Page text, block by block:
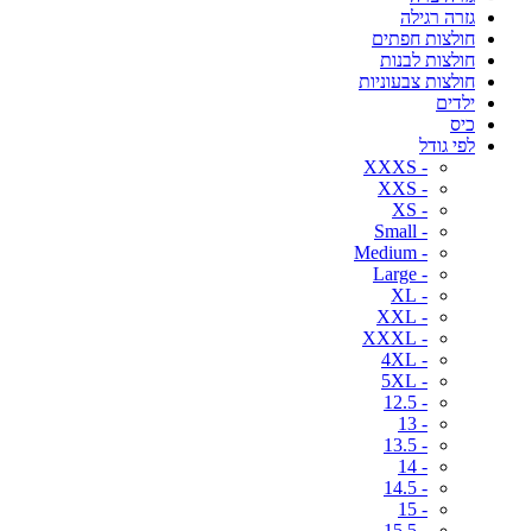
גזרה רגילה
חולצות חפתים
חולצות לבנות
חולצות צבעוניות
ילדים
כיס
לפי גודל
- XXXS
- XXS
- XS
- Small
- Medium
- Large
- XL
- XXL
- XXXL
- 4XL
- 5XL
- 12.5
- 13
- 13.5
- 14
- 14.5
- 15